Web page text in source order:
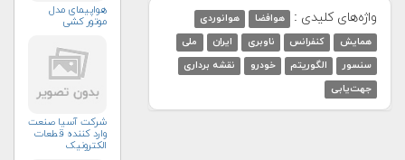
واژه‌های کلیدی : هوافضا
هوانوردی
همایش
کنفرانس ناوبری ایران
ملی
سنسور
الگوریتم‌ خودرو
نقشه برداری
جهت‌یابی
هواپیمای مدل
موتور کشی
شرکت آسیا صنعت
وارد کننده قطعات
الکترونیک